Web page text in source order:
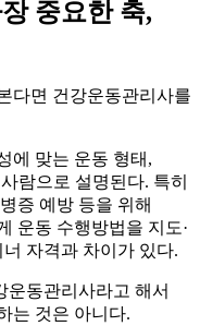
중요한 축,
다면 건강운동관리사를
에 맞는 운동 형태,
람으로 설명된다. 특히
증 예방 등을 위해
운동 수행방법을 지도·
자격과 차이가 있다.
운동관리사라고 해서
는 것은 아니다.